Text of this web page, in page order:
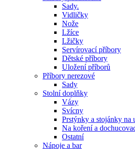
Sady.
Vidličky
Nože
Lžíce
Lžičky
Servírovací příbory
Dětské příbory
Uložení příborů
Příbory nerezové
Sady
Stolní doplňky
Vázy
Svícny
Prstýnky a stojánky na
Na koření a
Ostatní
Nápoje a bar